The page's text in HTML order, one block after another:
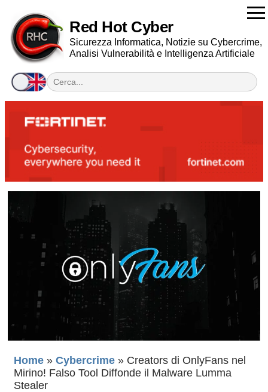
Red Hot Cyber
Sicurezza Informatica, Notizie su Cybercrime,
Analisi Vulnerabilità e Intelligenza Artificiale
Home » Cybercrime » Creators di OnlyFans nel
Mirino! Falso Tool Diffonde il Malware Lumma
Stealer